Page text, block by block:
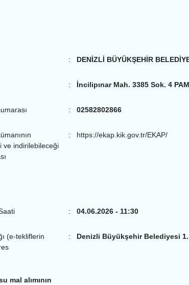
: DENİZLİ BÜYÜKŞEHİR
: İncilipınar Mah. 3385 Sok. 4
: 02582802866
ve indirilebileceği
: https://ekap.kik.gov.tr/EKAP/
: 04.06.2026 - 11:30
(e-tekliflerin
: Denizli Büyükşehir Belediyesi 1.
mal alımının